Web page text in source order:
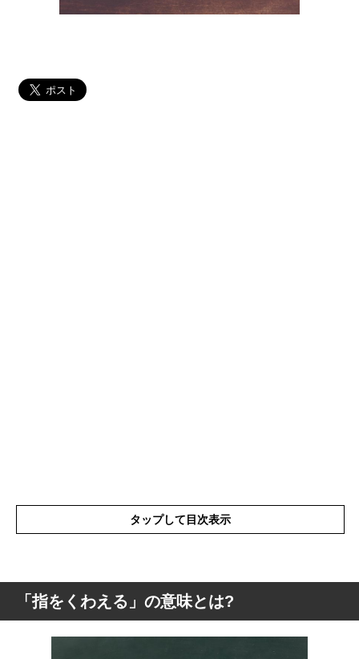
タップして目次表示
「指をくわえる」の意味とは?
「指をくわえる」の意味とは?